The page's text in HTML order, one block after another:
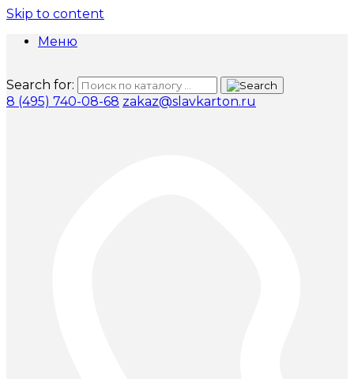
Skip to content
Меню
Search for:
8 (495) 740-08-68 zakaz@slavkarton.ru